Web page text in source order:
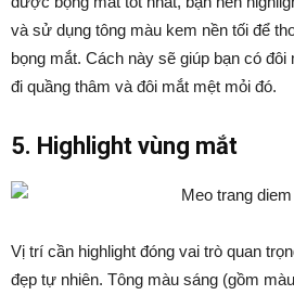
và sử dụng tông màu kem nền tối để
bọng mắt. Cách này sẽ giúp bạn có đôi
đi quầng thâm và đôi mắt mệt mỏi đó.
5. Highlight vùng mắt
Vị trí cần highlight đóng vai trò quan
đẹp tự nhiên. Tông màu sáng (gồm